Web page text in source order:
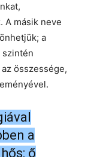
A másik neve
a
szintén
összessége,
a
ő